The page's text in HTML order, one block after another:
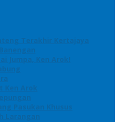
Terakhir Kertajaya
Jumpa, Ken Arok!
Ken Arok
Pasukan Khusus
Larangan